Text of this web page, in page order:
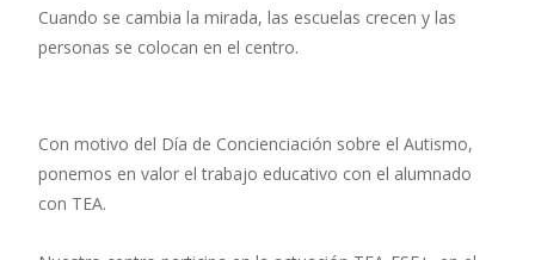
Cuando se cambia la mirada, las escuelas crecen y las
personas se colocan en el centro.
Con motivo del Día de Concienciación sobre el Autismo,
ponemos en valor el trabajo educativo con el alumnado
con TEA.